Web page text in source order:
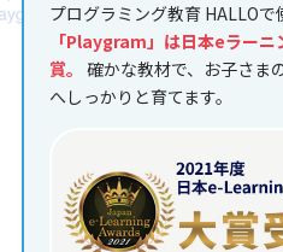
プログラミング教育 HALLOで
「Playgram」は日本eラー
賞。 確かな教材で、お子さま
へしっかりと育てます。